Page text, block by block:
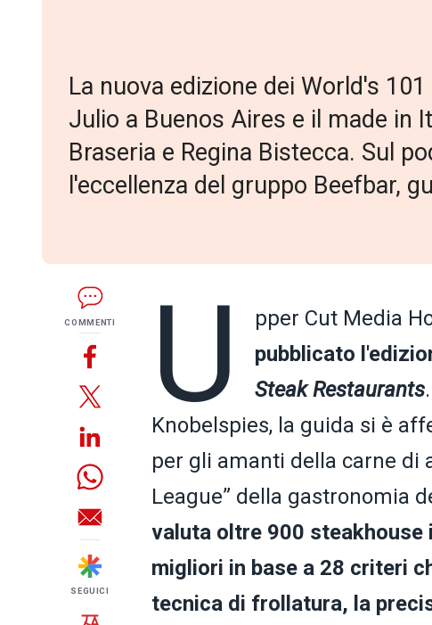
La nuova edizione dei World's
Julio a Buenos Aires e il made in
Braseria e Regina Bistecca. Sul
l'eccellenza del gruppo Beefbar,
COMMENTI
SEGUICI
U pper Cut Media
pubblicato
Steak Restaurants
Knobelspies, la guida si è
per gli amanti della carne di
League” della gastronomia
valuta oltre 900 steakhouse
migliori in base a 28 criteri
tecnica di frollatura, la